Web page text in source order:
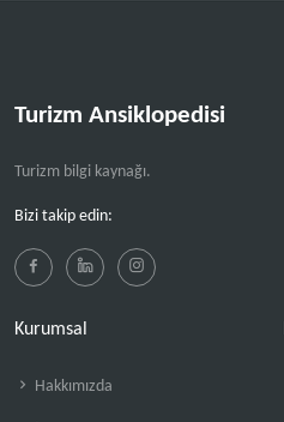
Turizm Ansiklopedisi
Turizm bilgi kaynağı.
Bizi takip edin:
Kurumsal
Hakkımızda